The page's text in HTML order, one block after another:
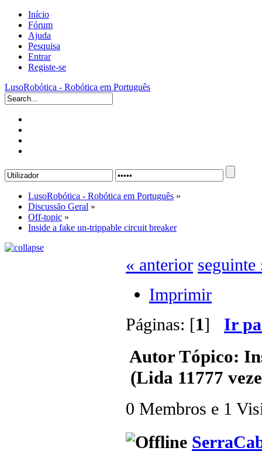
Início
Fórum
Ajuda
Pesquisa
Entrar
Registe-se
LusoRobótica - Robótica em Português
LusoRobótica - Robótica em Português »
Discussão Geral »
Off-topic »
Inside a fake un-trippable circuit breaker
« anterior seguinte
Imprimir
Páginas: [1] Ir
AutorTópico:
(Lida 11777
0 Membros e 1